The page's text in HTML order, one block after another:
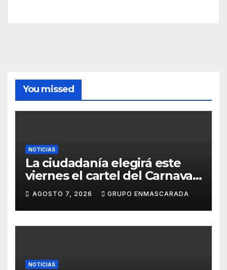
You missed
NOTICIAS
La ciudadanía elegirá este
viernes el cartel del Carnaval
de Las Palmas de Gran
Canaria 2027 en una gala
retransmitida por Televisión
Canaria
AGOSTO 7, 2026 GRUPO ENMASCARADA
NOTICIAS